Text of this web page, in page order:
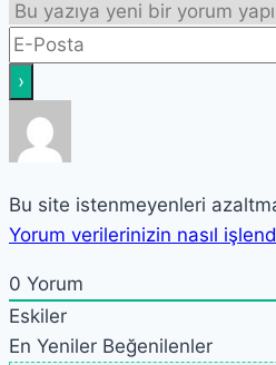
Bu site istenmeyenleri
Yorum verilerinizin nasıl
0 Yorum
Eskiler
En Yeniler Beğenilenler